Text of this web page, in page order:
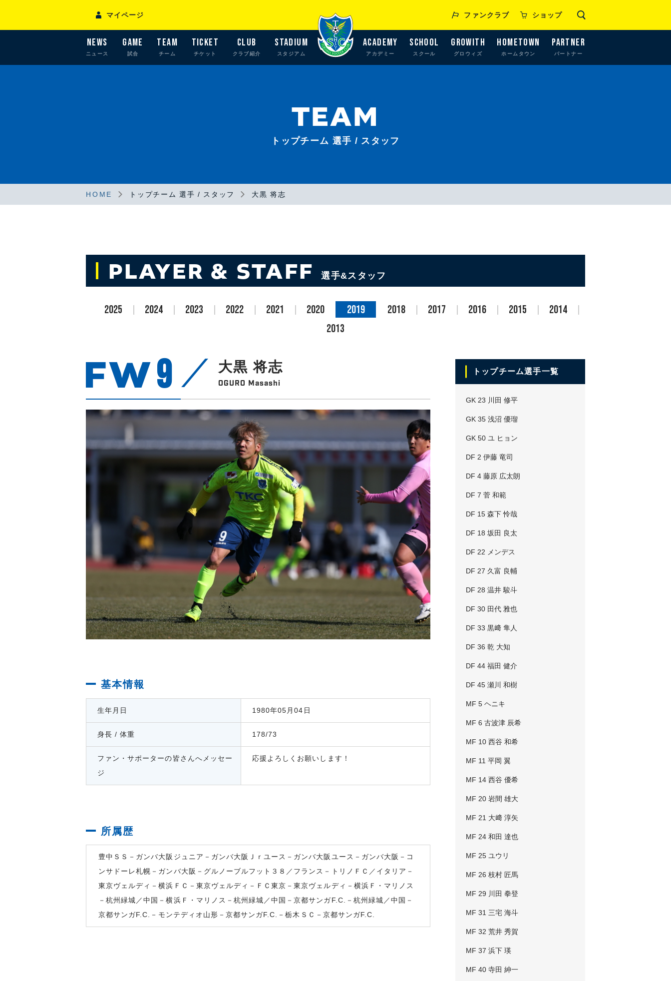
マイページ ファンクラブ ショップ
NEWS
ニュース
GAME
試合
TEAM
チーム
TICKET
チケット
CLUB
クラブ紹介
STADIUM
スタジアム
ACADEMY
アカデミー
SCHOOL
スクール
GROWITH
グロウィズ
HOMETOWN
ホームタウン
PARTNER
パートナー
TEAM
トップチーム 選手 / スタッフ
HOME トップチーム 選手 / スタッフ 大黒 将志
PLAYER & STAFF 選手&スタッフ
2025 2024 2023 2022 2021 2020 2019 2018 2017 2016 2015
2014
2013
FW9 大黒 将志
OGURO Masashi
基本情報
生年月日 1980年05月04日
身長 / 体重 178/73
ファン・サポーターの皆さんへメッセー
ジ
応援よろしくお願いします！
所属歴
豊中ＳＳ－ガンバ大阪ジュニア－ガンバ大阪Ｊｒユース－ガンバ大阪ユース－ガンバ大阪－コ
ンサドーレ札幌－ガンバ大阪－グルノーブルフット３８／フランス－トリノＦＣ／イタリア－
東京ヴェルディ－横浜ＦＣ－東京ヴェルディ－ＦＣ東京－東京ヴェルディ－横浜Ｆ・マリノス
－杭州緑城／中国－横浜Ｆ・マリノス－杭州緑城／中国－京都サンガF.C.－杭州緑城／中国－
京都サンガF.C.－モンテディオ山形－京都サンガF.C.－栃木ＳＣ－京都サンガF.C.
トップチーム選手一覧
GK 23 川田 修平
GK 35 浅沼 優瑠
GK 50 ユ ヒョン
DF 2 伊藤 竜司
DF 4 藤原 広太朗
DF 7 菅 和範
DF 15 森下 怜哉
DF 18 坂田 良太
DF 22 メンデス
DF 27 久富 良輔
DF 28 温井 駿斗
DF 30 田代 雅也
DF 33 黒﨑 隼人
DF 36 乾 大知
DF 44 福田 健介
DF 45 瀬川 和樹
MF 5 ヘニキ
MF 6 古波津 辰希
MF 10 西谷 和希
MF 11 平岡 翼
MF 14 西谷 優希
MF 20 岩間 雄大
MF 21 大﨑 淳矢
MF 24 和田 達也
MF 25 ユウリ
MF 26 枝村 匠馬
MF 29 川田 拳登
MF 31 三宅 海斗
MF 32 荒井 秀賀
MF 37 浜下 瑛
MF 40 寺田 紳一